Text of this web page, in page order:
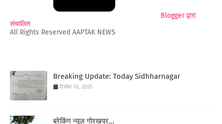
Blogger द्वारा
संचालित
All Rights Reserved AAPTAK NEWS
Breaking Update: Today Sidhharnagar
दिसंबर 16, 2025
ब्रेकिंग न्यूज़ गोरखपुर...